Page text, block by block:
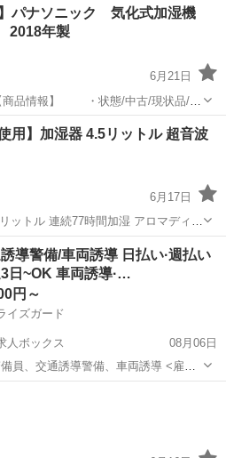
】パナソニック 気化式加湿機
2018年製
6月21日
・年式/2018年製 ・付属品は画像
】 ・JIMO-3959 ...
季節、空調家電 パナソニック
用】加湿器 4.5リットル 超音波
6月17日
ットル 連続77時間加湿 アロマディフ
大容量 4500ml 麦飯石 抗菌 浄水 水質
アロマ加湿器 オフィス 保湿 お...
家電 アロマディフューザー
導警備/車両誘導 日払い·週払い
日~OK 車両誘導·…
円～
イズガード
人ボックス
08月06日
員、交通誘導警備、車両誘導 <雇用
> [ア・パ]日給11,000円～ 交通費:一
支給!/ 友人紹介料 5万円支給!/ 規定